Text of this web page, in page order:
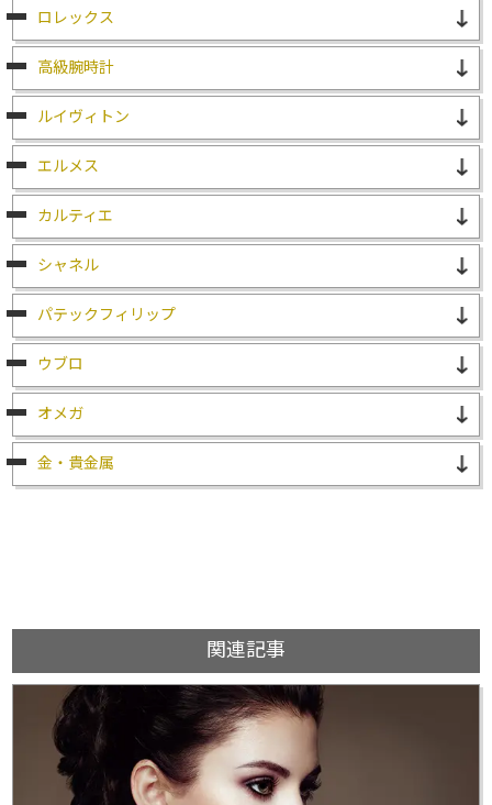
ロレックス
高級腕時計
ルイヴィトン
エルメス
カルティエ
シャネル
パテックフィリップ
ウブロ
オメガ
金・貴金属
関連記事